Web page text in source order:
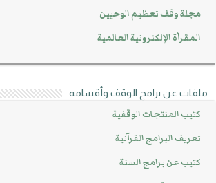
مجلة وقف تعظيم الوحيين
المقرأة الإلكترونية العالمية
ملفات عن برامج الوقف وأقسامه
كتيب المنتجات الوقفية
تعريف البرامج القرآنية
كتيب عن برامج السنة